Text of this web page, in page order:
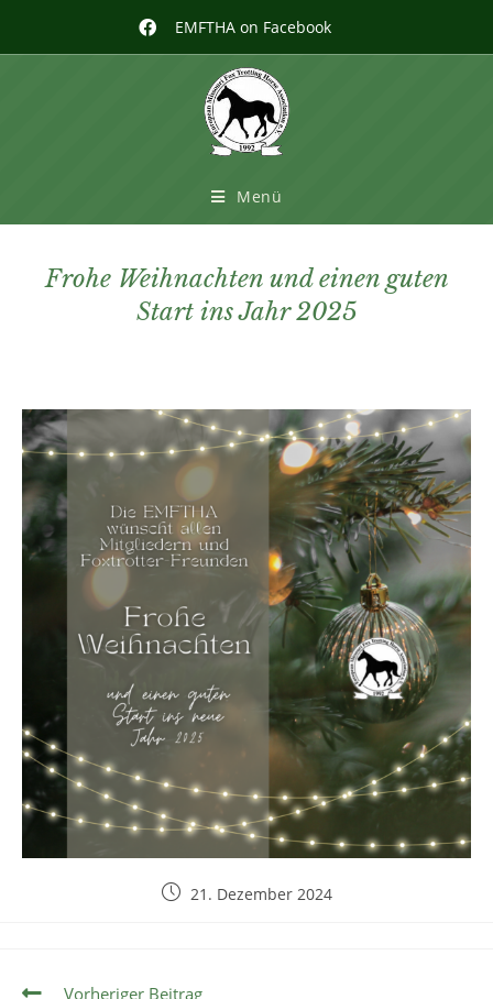
EMFTHA on Facebook
Menü
Frohe Weihnachten und einen guten
Start ins Jahr 2025
21. Dezember 2024
Vorheriger Beitrag